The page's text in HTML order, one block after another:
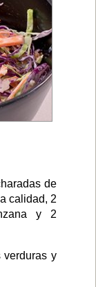
de
calidad, 2
y 2
verduras y